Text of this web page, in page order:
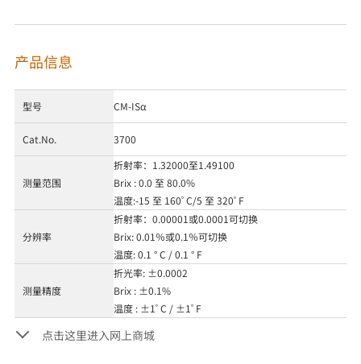
产品信息
型号 CM-ISα
Cat.No. 3700
测量范围
折射率：1.32000至1.49100
Brix : 0.0 至 80.0%
温度:-15 至 160ﾟC/5 至 320ﾟF
分辨率
折射率：0.00001或0.0001可切换
Brix: 0.01％或0.1％可切换
温度: 0.1 ° C / 0.1 ° F
测量精度
折光率: ±0.0002
Brix : ±0.1%
温度 : ±1ﾟC / ±1ﾟF
点击这里进入网上商城